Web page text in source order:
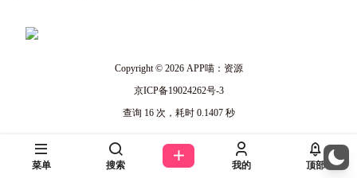
Copyright © 2026APP喵：资源
京ICP备19024262号-3
查询 16 次，耗时 0.1407 秒
菜单 搜索 我的 顶部